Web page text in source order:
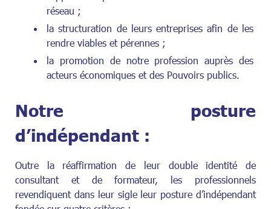
réseau ;
la structuration de leurs entreprises afin de les
rendre viables et pérennes ;
la promotion de notre profession auprès des
acteurs économiques et des Pouvoirs publics.
Notre posture
d’indépendant :
Outre la réaffirmation de leur double identité de
consultant et de formateur, les professionnels
revendiquent dans leur sigle leur posture d’indépendant